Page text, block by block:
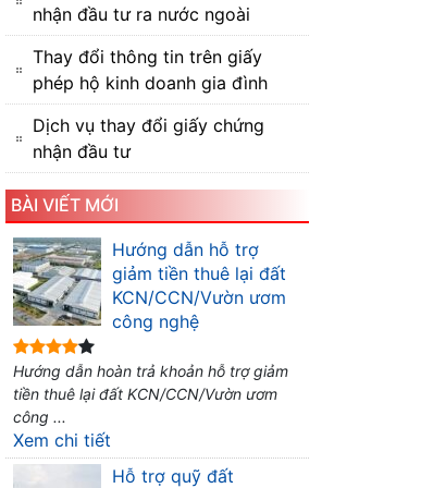
nhận đầu tư ra nước ngoài
Thay đổi thông tin trên giấy
phép hộ kinh doanh gia đình
Dịch vụ thay đổi giấy chứng
nhận đầu tư
BÀI VIẾT MỚI
Hướng dẫn hỗ trợ
giảm tiền thuê lại đất
KCN/CCN/Vườn ươm
công nghệ
Hướng dẫn hoàn trả khoản hỗ trợ giảm
tiền thuê lại đất KCN/CCN/Vườn ươm
công ...
Xem chi tiết
Hỗ trợ quỹ đất